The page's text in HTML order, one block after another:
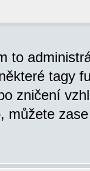
to
tagy
zničení
můžete